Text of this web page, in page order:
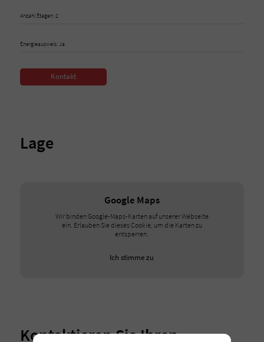
Anzahl Etagen: 2
Energieausweis: Ja
Kontakt
Lage
Google Maps
Wir binden Google-Maps-Karten auf unserer Webseite
ein. Erlauben Sie dieses Cookie, um die Karten zu
entsperren.
Ich stimme zu
Kontaktieren Sie Ihren